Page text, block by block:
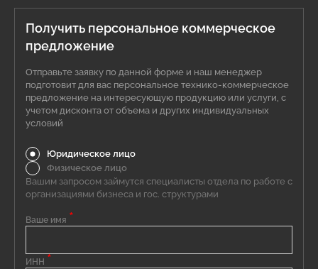
Получить персональное коммерческое
предложение
Отправьте заявку по данной форме и наш менеджер
подготовит для вас персональное технико-коммерческое
предложение на интересующую продукцию или услуги, с
учетом дисконта от объема и других индивидуальных
условий
Юридическое лицо
Физическое лицо
Вашим запросом займутся специалисты отдела по работе с
организациями бизнеса и гос. структурами
Ваше имя *
ИНН *